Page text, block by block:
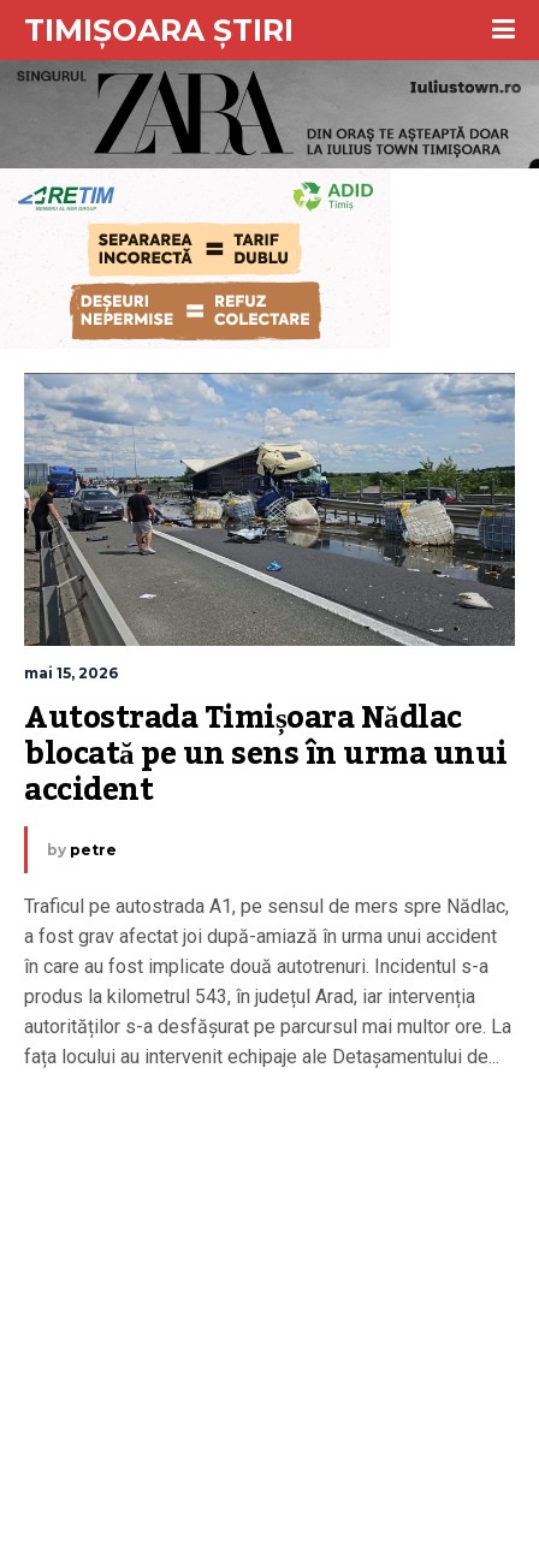
TIMIȘOARA ȘTIRI
mai 15, 2026
Autostrada Timișoara Nădlac
blocată pe un sens în urma unui
accident
by petre
Traficul pe autostrada A1, pe sensul de mers spre Nădlac,
a fost grav afectat joi după-amiază în urma unui accident
în care au fost implicate două autotrenuri. Incidentul s-a
produs la kilometrul 543, în județul Arad, iar intervenția
autorităților s-a desfășurat pe parcursul mai multor ore. La
fața locului au intervenit echipaje ale Detașamentului de...